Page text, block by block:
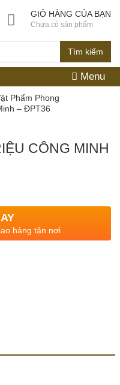
Tìm kiếm
GIỎ HÀNG CỦA BẠN
Chưa có sản phẩm
Menu
Phẩm Phong
– ĐPT36
CÔNG MINH
hàng tận nơi